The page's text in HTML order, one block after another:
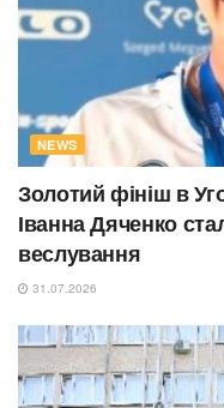
NEWS
Золотий фініш в
Іванна Дяченко
веслування
31.07.2026